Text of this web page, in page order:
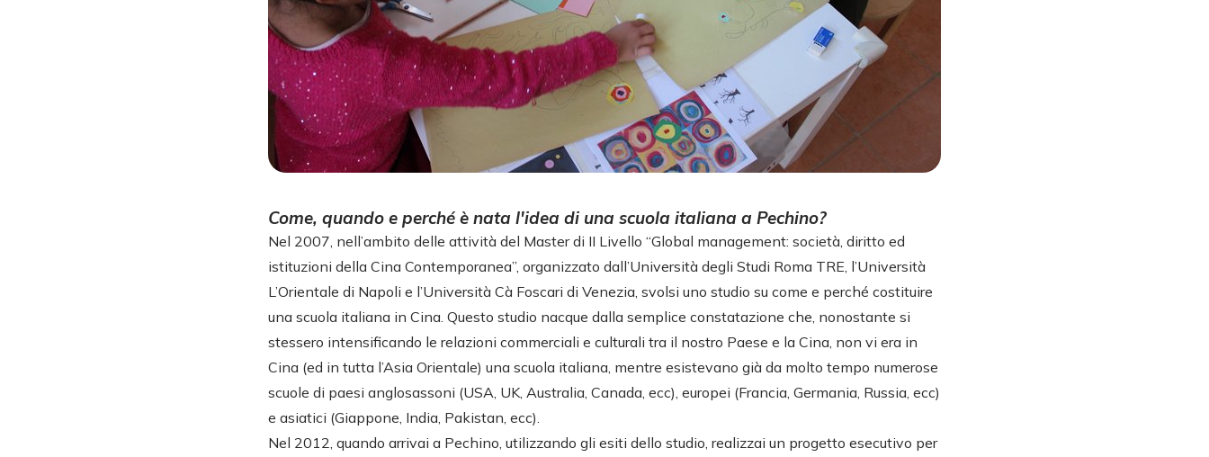
Come, quando e perché è nata l'idea di una scuola italiana a Pechino?
Nel 2007, nell’ambito delle attività del Master di II Livello “Global management: società, diritto ed
istituzioni della Cina Contemporanea”, organizzato dall’Università degli Studi Roma TRE, l’Università
L’Orientale di Napoli e l’Università Cà Foscari di Venezia, svolsi uno studio su come e perché costituire
una scuola italiana in Cina. Questo studio nacque dalla semplice constatazione che, nonostante si
stessero intensificando le relazioni commerciali e culturali tra il nostro Paese e la Cina, non vi era in
Cina (ed in tutta l’Asia Orientale) una scuola italiana, mentre esistevano già da molto tempo numerose
scuole di paesi anglosassoni (USA, UK, Australia, Canada, ecc), europei (Francia, Germania, Russia, ecc)
e asiatici (Giappone, India, Pakistan, ecc).
Nel 2012, quando arrivai a Pechino, utilizzando gli esiti dello studio, realizzai un progetto esecutivo per